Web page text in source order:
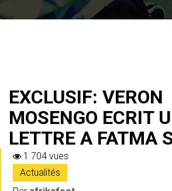
EXCLUSIF: VERON
MOSENGO ECRIT
LETTRE A FATMA
1 704 vues
Actualités